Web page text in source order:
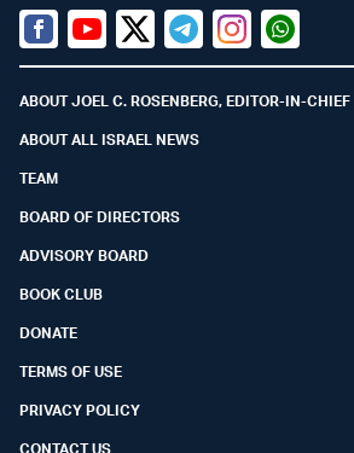
Facebook
YoutubeTwitter (X)
TelegramInstagramWhatsapp
ABOUT JOEL C. ROSENBERG, EDITOR-IN-CHIEF
ABOUT ALL ISRAEL NEWS
TEAM
BOARD OF DIRECTORS
ADVISORY BOARD
BOOK CLUB
DONATE
TERMS OF USE
PRIVACY POLICY
CONTACT US